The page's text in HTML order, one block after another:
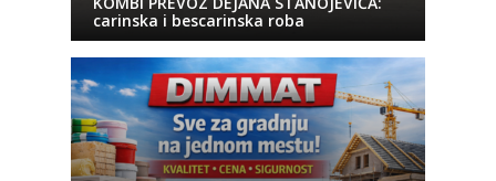
carinska i bescarinska roba